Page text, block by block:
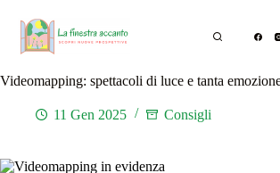
contenuto
Videomapping: spettacoli di luce e tanta
11 Gen 2025 Consigli